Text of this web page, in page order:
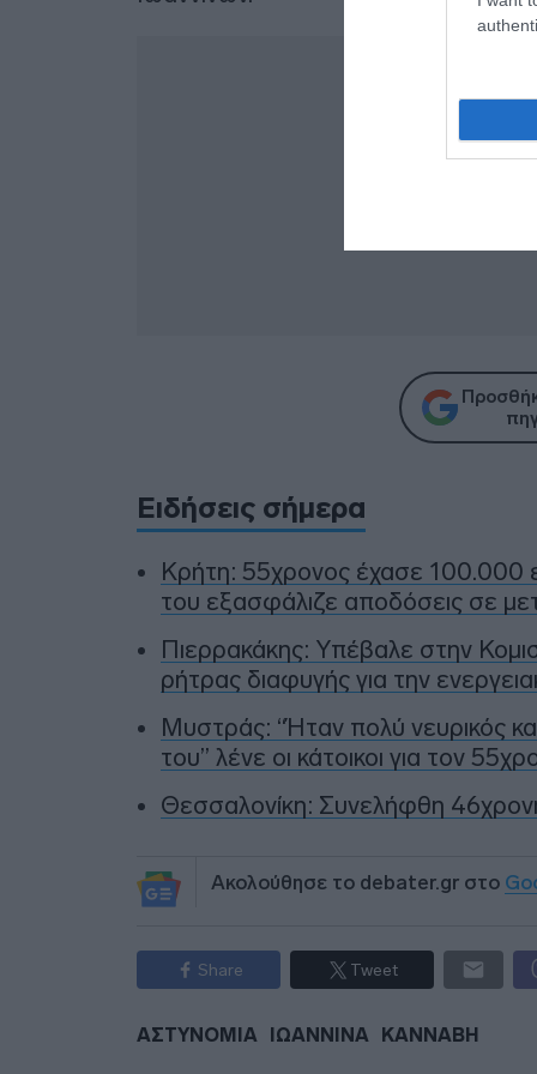
Ειδήσεις σήμερα
Κρήτη: 55χρονος έχασε 100.000
του εξασφάλιζε αποδόσεις σε
Πιερρακάκης: Υπέβαλε στην
ρήτρας διαφυγής για την
Μυστράς: “Ήταν πολύ νευρικός
του” λένε οι κάτοικοι για τον
Θεσσαλονίκη: Συνελήφθη
Ακολούθησε το debater.gr στο
Share Tweet
ΑΣΤΥΝΟΜΙΑ ΙΩΑΝΝΙΝΑ ΚΑΝΝΑΒΗ